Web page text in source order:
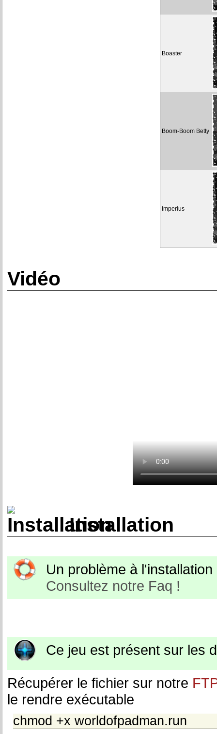
Boaster
Boom-Boom Betty
Imperius
Vidéo
Installation
Un problème à
Consultez notre Faq !
Ce jeu est présent sur les
Récupérer le fichier sur notre
le rendre exécutable
chmod +x worldofpadman.run